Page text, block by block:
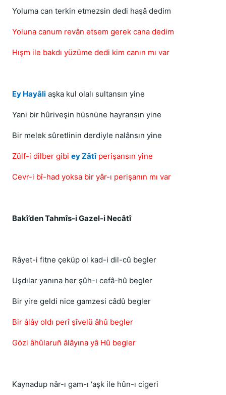
Yoluma can terkin etmezsin dedi haşâ dedim
Yoluna canum revân etsem gerek cana dedim
Hışm ile bakdı yüzüme dedi kim canın mı var
Ey Hayâli aşka kul olalı sultansın yine
Yani bir hûriveşin hüsnüne hayransın yine
Bir melek sûretlinin derdiyle nalânsın yine
Zülf-i dilber gibi ey Zâtîperişansın yine
Cevr-i bî-had yoksa bir yâr-ı perişanın mı var
Bakî’den Tahmîs-i Gazel-i Necâtî
Râyet-i fitne çeküp ol kad-i dil-cû begler
Uşdılar yanına her şûh-ı cefâ-hû begler
Bir yire geldi nice gamzesi câdû begler
Bir âlây oldı perî şîvelü âhû begler
Gözi âhûlaruñ âlâyına yâ Hû begler
Kaynadup nâr-ı gam-ı ‘aşk ile hûn-ı cigeri